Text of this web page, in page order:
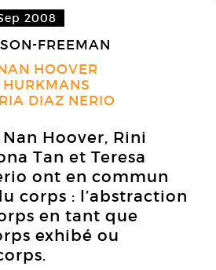
2008
FREEMAN
HOOVER
DIAZ NERIO
Hoover, Rini
Tan et Teresa
ont en commun
corps : l’abstraction
en tant que
exhibé ou